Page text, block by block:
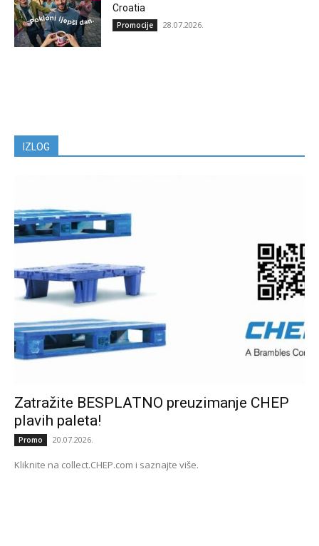
Croatia
Promocije 28.07.2026.
IZLOG
Zatražite BESPLATNO preuzimanje CHEP
plavih paleta!
Promo 20.07.2026.
Kliknite na collect.CHEP.com i saznajte više.